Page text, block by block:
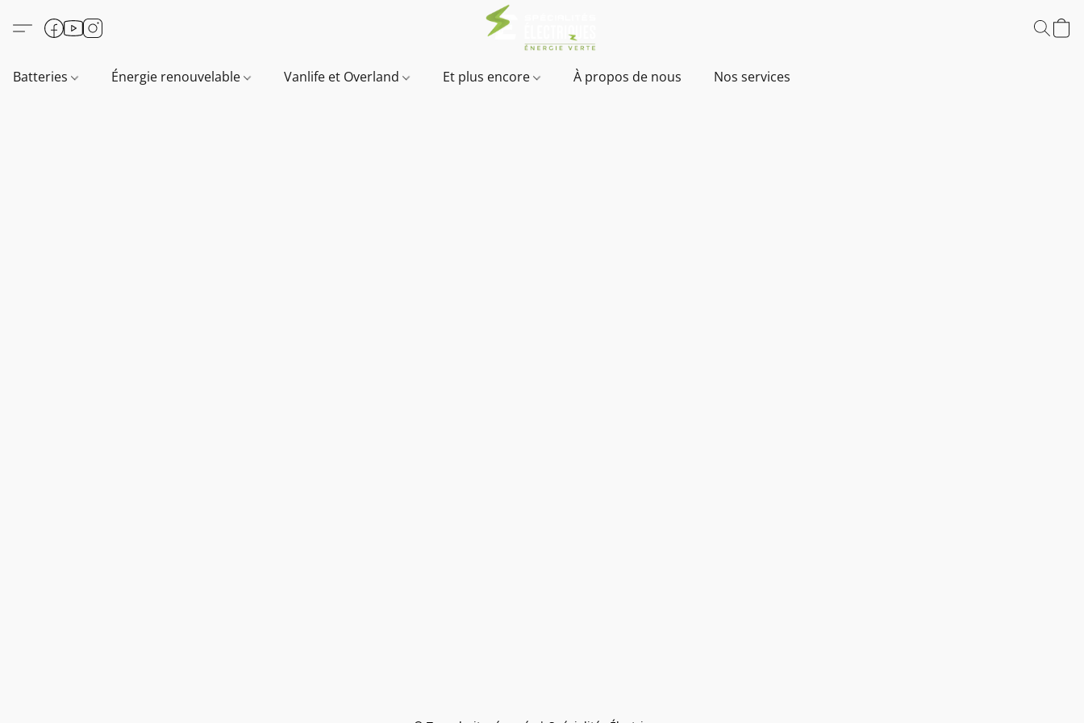
Batteries Énergie renouvelable Vanlife et Overland Et plus encore À propos de nous Nos services